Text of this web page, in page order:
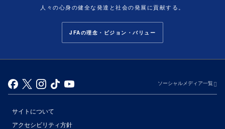
人々の心身の健全な発達と社会の発展に貢献する。
JFAの理念・ビジョン・バリュー
ソーシャルメディア一覧
サイトについて
アクセシビリティ方針